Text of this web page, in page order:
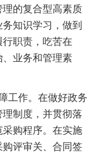
的复合型高素质
知识学习，做到
职责，吃苦在
业务和管理素
工作。在做好政务
制度，并贯彻落
购程序。在实施
评审关、合同签